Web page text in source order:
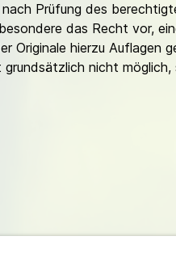
nach Prüfung des
das Recht vor,
Originale hierzu Auflagen
nicht möglich,